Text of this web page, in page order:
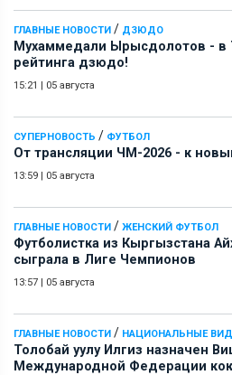
ГЛАВНЫЕ НОВОСТИ / ДЗЮДО
Мухаммедали Ырысдолотов - в
рейтинга дзюдо!
15:21 | 05 августа
СУПЕРНОВОСТЬ / ФУТБОЛ
От трансляции ЧМ-2026 - к
13:59 | 05 августа
ГЛАВНЫЕ НОВОСТИ / ЖЕНСКИЙ ФУТБОЛ
Футболистка из Кыргызстана
сыграла в Лиге Чемпионов
13:57 | 05 августа
ГЛАВНЫЕ НОВОСТИ / НАЦИОНАЛЬНЫЕ
Толобай уулу Илгиз назначен
Международной Федерации